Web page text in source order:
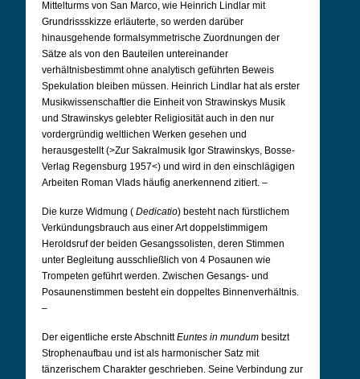
Mittelturms von San Marco, wie Heinrich Lindlar mit
Grundrissskizze erläuterte, so werden darüber
hinausgehende formalsymmetrische Zuordnungen der
Sätze als von den Bauteilen untereinander
verhältnisbestimmt ohne analytisch geführten Beweis
Spekulation bleiben müssen. Heinrich Lindlar hat als erster
Musikwissenschaftler die Einheit von Strawinskys Musik
und Strawinskys gelebter Religiosität auch in den nur
vordergründig weltlichen Werken gesehen und
herausgestellt (>Zur Sakralmusik Igor Strawinskys, Bosse-
Verlag Regensburg 1957<) und wird in den einschlägigen
Arbeiten Roman Vlads häufig anerkennend zitiert. –
Die kurze Widmung ( Dedicatio) besteht nach fürstlichem
Verkündungsbrauch aus einer Art doppelstimmigem
Heroldsruf der beiden Gesangssolisten, deren Stimmen
unter Begleitung ausschließlich von 4 Posaunen wie
Trompeten geführt werden. Zwischen Gesangs- und
Posaunenstimmen besteht ein doppeltes Binnenverhältnis.
–
Der eigentliche erste AbschnittEuntes in mundum besitzt
Strophenaufbau und ist als harmonischer Satz mit
tänzerischem Charakter geschrieben. Seine Verbindung zur